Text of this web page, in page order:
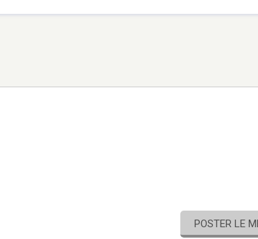
POSTER LE